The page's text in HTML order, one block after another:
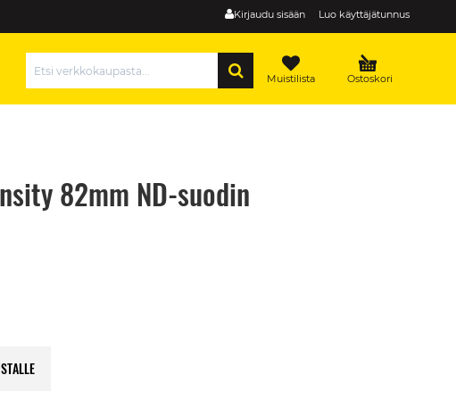
Kirjaudu sisään Luo käyttäjätunnus
Ostoskori
Muistilista
82mm ND-suodin